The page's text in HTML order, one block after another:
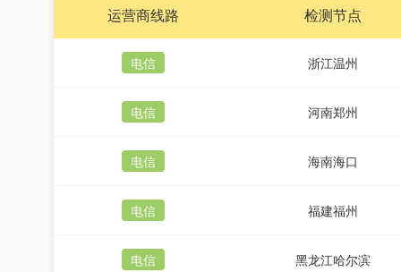
运营商线路 检测节点
电信 浙江温州
电信 河南郑州
电信 海南海口
电信 福建福州
电信 黑龙江哈尔滨